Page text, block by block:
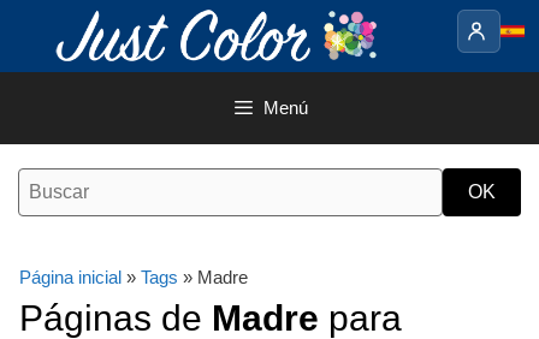
contenido
Menú
Página inicial » Tags » Madre
Páginas de Madre para